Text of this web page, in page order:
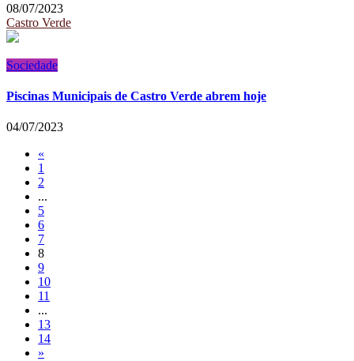
08/07/2023
Castro Verde
Sociedade
Piscinas Municipais de Castro Verde abrem hoje
04/07/2023
«
1
2
...
5
6
7
8
9
10
11
...
13
14
»